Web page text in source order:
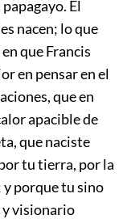
El
nacen; lo que
que Francis
en pensar en el
que en
apacible de
que naciste
tu tierra, por la
porque tu sino
y visionario